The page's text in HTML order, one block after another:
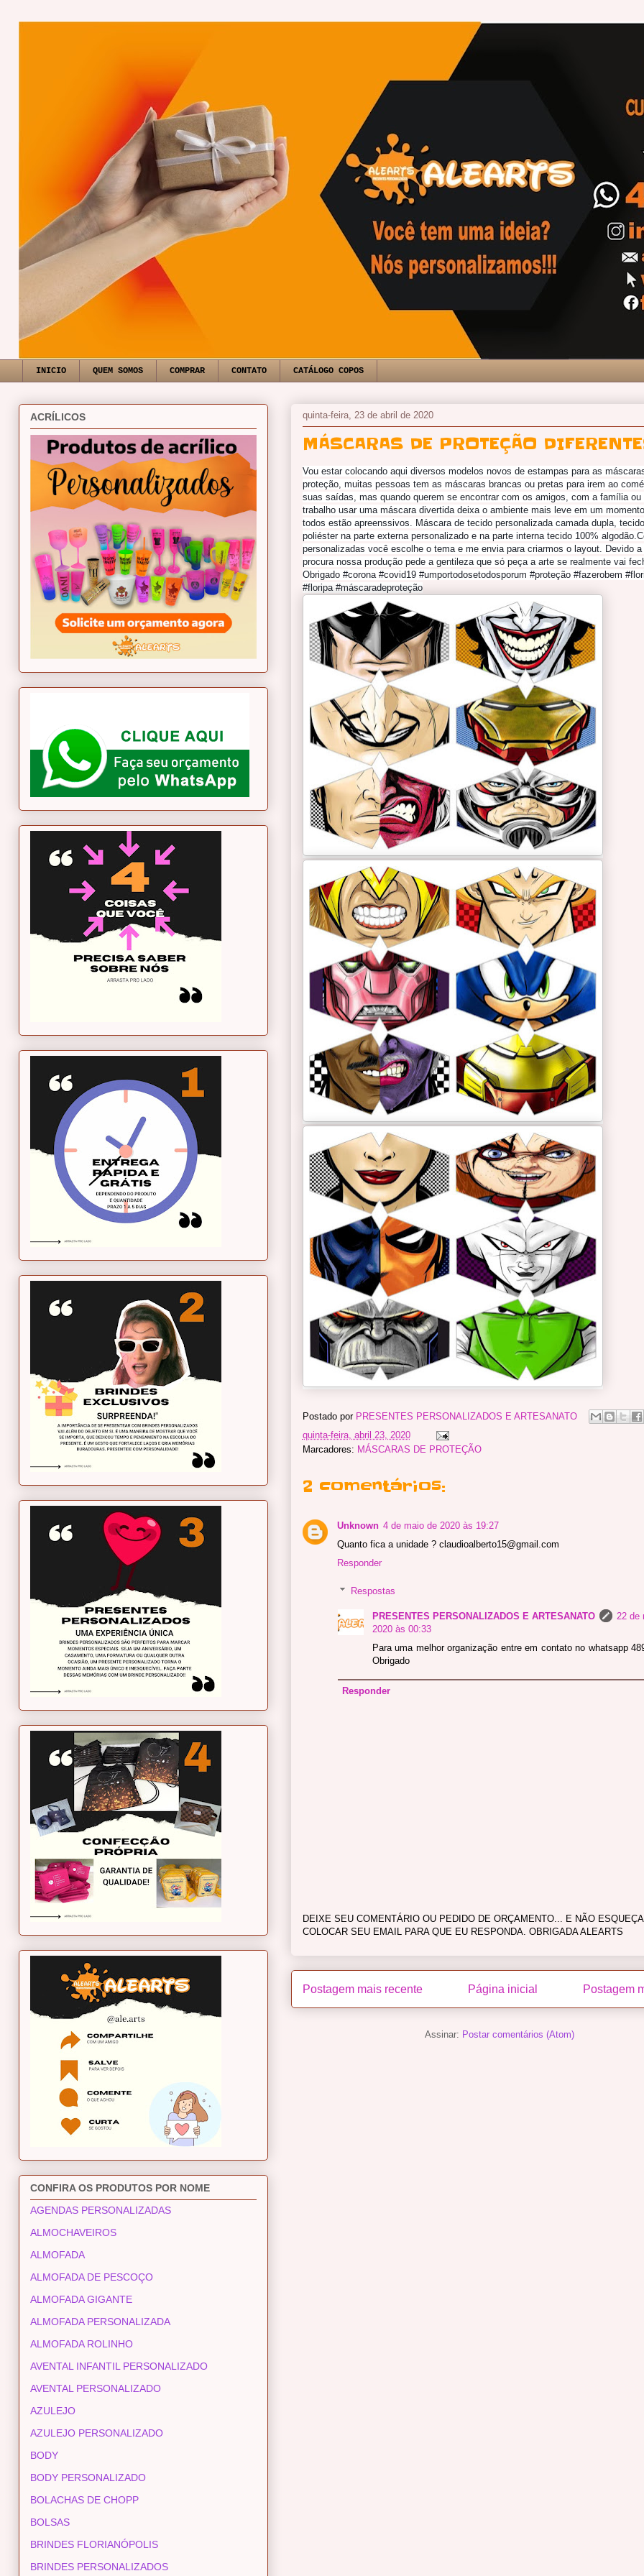
INICIO QUEM SOMOS COMPRAR CONTATO CATÁLOGO COPOS
quinta-feira, 23 de abril de 2020
MÁSCARAS DE PROTEÇÃO
Vou estar colocando aqui diversos modelos novos de estampas para as
proteção, muitas pessoas tem as máscaras brancas ou pretas para irem ao
suas saídas, mas quando querem se encontrar com os amigos, com a família ou
trabalho usar uma máscara divertida deixa o ambiente mais leve em um
todos estão apreenssivos. Máscara de tecido personalizada camada dupla,
poliéster na parte externa personalizado e na parte interna tecido 100%
personalizadas você escolhe o tema e me envia para criarmos o layout. Devido a
procura nossa produção pede a gentileza que só peça a arte se realmente vai
Obrigado #corona #covid19 #umportodosetodosporum #proteção #fazerobem
#floripa #máscaradeproteção
Postado por PRESENTES PERSONALIZADOS E ARTESANATO
quinta-feira, abril 23, 2020
Marcadores: MÁSCARAS DE PROTEÇÃO
2 comentários:
Unknown 4 de maio de 2020 às 19:27
Quanto fica a unidade ? claudioalberto15@gmail.com
Responder
Respostas
PRESENTES PERSONALIZADOS E ARTESANATO
22 de
2020 às 00:33
Para uma melhor organização entre em contato no whatsapp
Obrigado
Responder
DEIXE SEU COMENTÁRIO OU PEDIDO DE ORÇAMENTO... E NÃO
COLOCAR SEU EMAIL PARA QUE EU RESPONDA. OBRIGADA ALEARTS
Postagem mais recente Postagem
Página inicial
Assinar: Postar comentários (Atom)
ACRÍLICOS
CONFIRA OS PRODUTOS POR NOME
AGENDAS PERSONALIZADAS
ALMOCHAVEIROS
ALMOFADA
ALMOFADA DE PESCOÇO
ALMOFADA GIGANTE
ALMOFADA PERSONALIZADA
ALMOFADA ROLINHO
AVENTAL INFANTIL PERSONALIZADO
AVENTAL PERSONALIZADO
AZULEJO
AZULEJO PERSONALIZADO
BODY
BODY PERSONALIZADO
BOLACHAS DE CHOPP
BOLSAS
BRINDES FLORIANÓPOLIS
BRINDES PERSONALIZADOS